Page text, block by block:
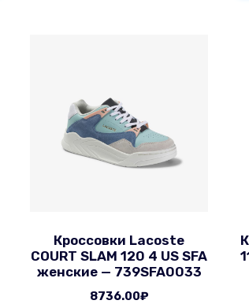
Кроссовки Lacoste
COURT SLAM 120 4 US SFA
женские — 739SFA0033
8736.00₽